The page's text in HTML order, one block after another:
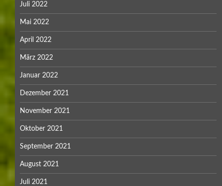
Juli 2022
Mai 2022
April 2022
März 2022
Januar 2022
Dezember 2021
November 2021
Oktober 2021
September 2021
August 2021
Juli 2021